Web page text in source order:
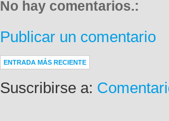
No hay comentarios.:
Publicar un comentario
ENTRADA MÁS RECIENTE
Suscribirse a: